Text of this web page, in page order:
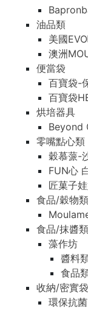
油品類
美國
澳洲
便當袋
百寶袋-
百寶袋
烘培器具
Beyond
零嘴點心類
穀慕蒎-
FUN心
匠菓子
食品/穀物類
食品/抹醬類
藻作坊
醬料
食品
收納/密實
環保抗